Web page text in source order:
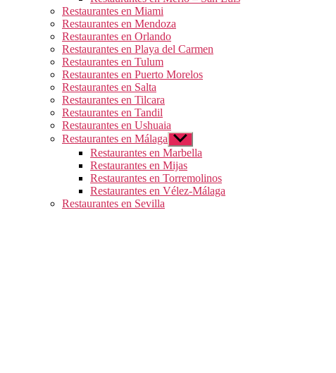
submenú
Restaurantes en Miami
Restaurantes en Mendoza
Restaurantes en Orlando
Restaurantes en Playa del Carmen
Restaurantes en Tulum
Restaurantes en Puerto Morelos
Restaurantes en Salta
Restaurantes en Tilcara
Restaurantes en Tandil
Restaurantes en Ushuaia
Restaurantes en Málaga Mostrar
el
submenú
Restaurantes en Marbella
Restaurantes en Mijas
Restaurantes en Torremolinos
Restaurantes en Vélez-Málaga
Restaurantes en Sevilla